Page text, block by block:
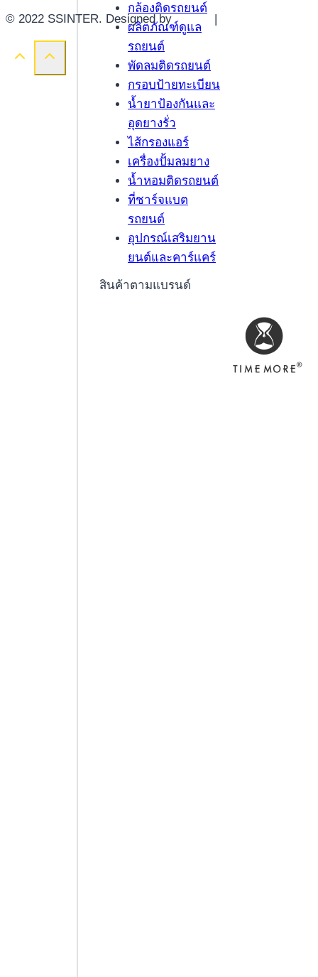
กล้องติดรถยนต์
ผลิตภัณฑ์ดูแล
รถยนต์
พัดลมติดรถยนต์
กรอบป้ายทะเบียน
น้ำยาป้องกันและ
อุดยางรั่ว
ไส้กรองแอร์
เครื่องปั้มลมยาง
น้ำหอมติดรถยนต์
ที่ชาร์จแบต
รถยนต์
อุปกรณ์เสริมยาน
ยนต์และคาร์แคร์
สินค้าตามแบรนด์
© 2022 SSINTER. Designed byYWDS |